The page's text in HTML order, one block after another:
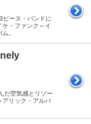
ピース・バンドに
ケ・ファンク～イ
。
だ空気感とリゾー
アリック・アルバ